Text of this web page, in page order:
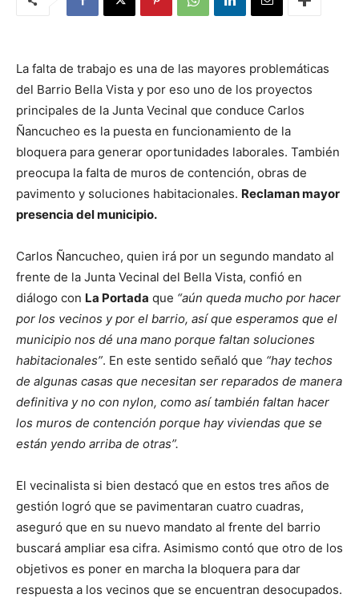
La falta de trabajo es una de las mayores problemáticas
del Barrio Bella Vista y por eso uno de los proyectos
principales de la Junta Vecinal que conduce Carlos
Ñancucheo es la puesta en funcionamiento de la
bloquera para generar oportunidades laborales. También
preocupa la falta de muros de contención, obras de
pavimento y soluciones habitacionales. Reclaman mayor
presencia del municipio.
Carlos Ñancucheo, quien irá por un segundo mandato al
frente de la Junta Vecinal del Bella Vista, confió en
diálogo con La Portada que “aún queda mucho por hacer
por los vecinos y por el barrio, así que esperamos que el
municipio nos dé una mano porque faltan soluciones
habitacionales”. En este sentido señaló que “hay techos
de algunas casas que necesitan ser reparados de manera
definitiva y no con nylon, como así también faltan hacer
los muros de contención porque hay viviendas que se
están yendo arriba de otras”.
El vecinalista si bien destacó que en estos tres años de
gestión logró que se pavimentaran cuatro cuadras,
aseguró que en su nuevo mandato al frente del barrio
buscará ampliar esa cifra. Asimismo contó que otro de los
objetivos es poner en marcha la bloquera para dar
respuesta a los vecinos que se encuentran desocupados.